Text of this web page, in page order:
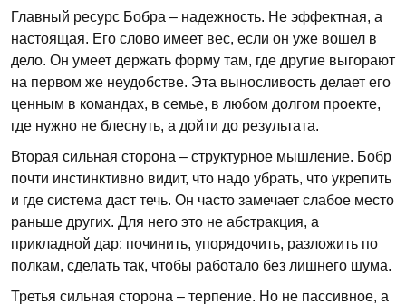
Главный ресурс Бобра – надежность. Не эффектная, а
настоящая. Его слово имеет вес, если он уже вошел в
дело. Он умеет держать форму там, где другие выгорают
на первом же неудобстве. Эта выносливость делает его
ценным в командах, в семье, в любом долгом проекте,
где нужно не блеснуть, а дойти до результата.
Вторая сильная сторона – структурное мышление. Бобр
почти инстинктивно видит, что надо убрать, что укрепить
и где система даст течь. Он часто замечает слабое место
раньше других. Для него это не абстракция, а
прикладной дар: починить, упорядочить, разложить по
полкам, сделать так, чтобы работало без лишнего шума.
Третья сильная сторона – терпение. Но не пассивное, а